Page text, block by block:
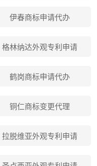
伊春商标申请代办
格林纳达外观专利申请
鹤岗商标申请代办
铜仁商标变更代理
拉脱维亚外观专利申请